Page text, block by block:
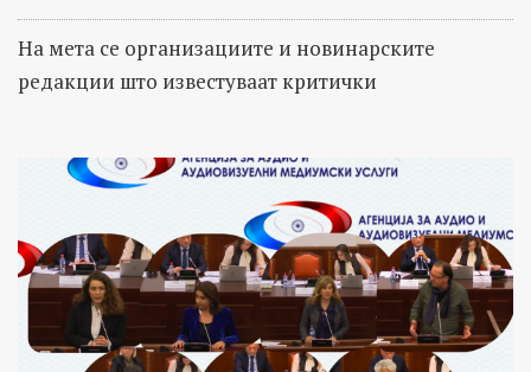
На мета се организациите и новинарските
редакции што известуваат критички